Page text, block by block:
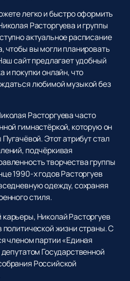
легко и быстро оформить
Расторгуева и группы
актуальное расписание
чтобы вы могли планировать
сайт предлагает удобный
и покупки онлайн, что
любимой музыкой без
Расторгуева часто
гимнастёркой, которую он
Этот атрибут стал
подчёркивая
творчества группы
1990-х годов Расторгуев
одежду, сохраняя
стиля.
Николай Расторгуев
политической жизни страны. С
членом партии «Единая
Государственной
Российской